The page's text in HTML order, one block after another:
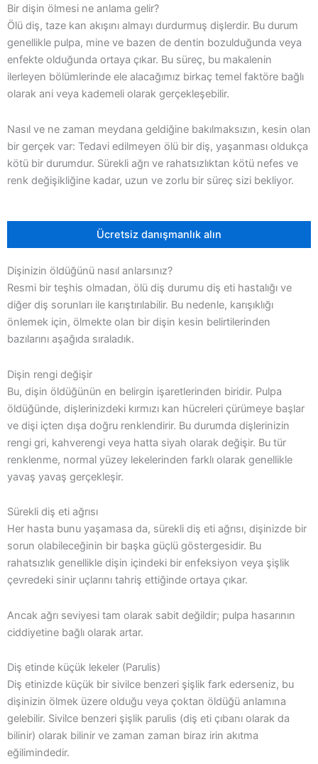
Bir dişin ölmesi ne anlama gelir?
Ölü diş, taze kan akışını almayı durdurmuş dişlerdir. Bu durum
genellikle pulpa, mine ve bazen de dentin bozulduğunda veya
enfekte olduğunda ortaya çıkar. Bu süreç, bu makalenin
ilerleyen bölümlerinde ele alacağımız birkaç temel faktöre bağlı
olarak ani veya kademeli olarak gerçekleşebilir.
Nasıl ve ne zaman meydana geldiğine bakılmaksızın, kesin olan
bir gerçek var: Tedavi edilmeyen ölü bir diş, yaşanması oldukça
kötü bir durumdur. Sürekli ağrı ve rahatsızlıktan kötü nefes ve
renk değişikliğine kadar, uzun ve zorlu bir süreç sizi bekliyor.
Ücretsiz danışmanlık alın
Dişinizin öldüğünü nasıl anlarsınız?
Resmi bir teşhis olmadan, ölü diş durumu diş eti hastalığı ve
diğer diş sorunları ile karıştırılabilir. Bu nedenle, karışıklığı
önlemek için, ölmekte olan bir dişin kesin belirtilerinden
bazılarını aşağıda sıraladık.
Dişin rengi değişir
Bu, dişin öldüğünün en belirgin işaretlerinden biridir. Pulpa
öldüğünde, dişlerinizdeki kırmızı kan hücreleri çürümeye başlar
ve dişi içten dışa doğru renklendirir. Bu durumda dişlerinizin
rengi gri, kahverengi veya hatta siyah olarak değişir. Bu tür
renklenme, normal yüzey lekelerinden farklı olarak genellikle
yavaş yavaş gerçekleşir.
Sürekli diş eti ağrısı
Her hasta bunu yaşamasa da, sürekli diş eti ağrısı, dişinizde bir
sorun olabileceğinin bir başka güçlü göstergesidir. Bu
rahatsızlık genellikle dişin içindeki bir enfeksiyon veya şişlik
çevredeki sinir uçlarını tahriş ettiğinde ortaya çıkar.
Ancak ağrı seviyesi tam olarak sabit değildir; pulpa hasarının
ciddiyetine bağlı olarak artar.
Diş etinde küçük lekeler (Parulis)
Diş etinizde küçük bir sivilce benzeri şişlik fark ederseniz, bu
dişinizin ölmek üzere olduğu veya çoktan öldüğü anlamına
gelebilir. Sivilce benzeri şişlik parulis (diş eti çıbanı olarak da
bilinir) olarak bilinir ve zaman zaman biraz irin akıtma
eğilimindedir.